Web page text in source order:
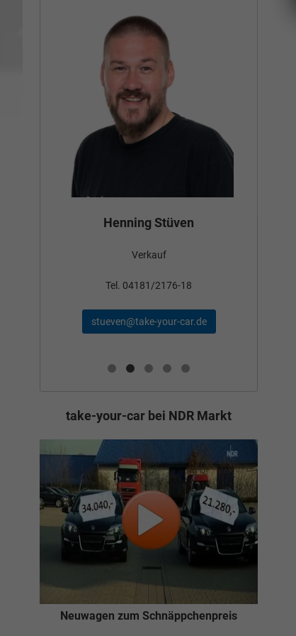
Henning Stüven
Verkauf
Tel. 04181/2176-18
stueven@take-your-car.de
take-your-car bei NDR Markt
Neuwagen zum Schnäppchenpreis